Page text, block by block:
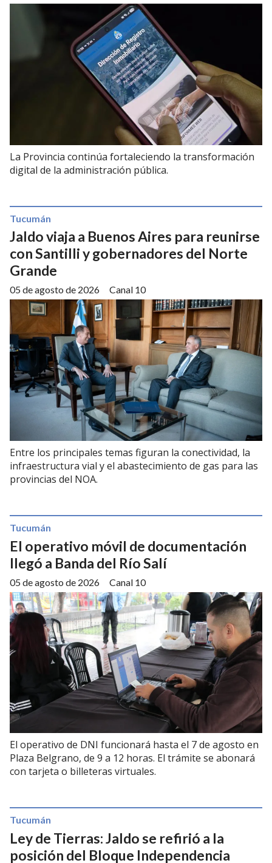
La Provincia continúa fortaleciendo la transformación
digital de la administración pública.
Jaldo viaja a Buenos Aires para reunirse
con Santilli y gobernadores del Norte
Grande
Canal 10
Tucumán
05 de agosto de 2026
Entre los principales temas figuran la conectividad, la
infraestructura vial y el abastecimiento de gas para las
provincias del NOA.
El operativo móvil de documentación
llegó a Banda del Río Salí
Canal 10
Tucumán
05 de agosto de 2026
El operativo de DNI funcionará hasta el 7 de agosto en
Plaza Belgrano, de 9 a 12 horas. El trámite se abonará
con tarjeta o billeteras virtuales.
Ley de Tierras: Jaldo se refirió a la
posición del Bloque Independencia
Tucumán